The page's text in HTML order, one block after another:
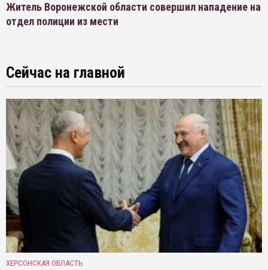
Житель Воронежской области совершил нападение на
отдел полиции из мести
Сейчас на главной
ХЕРСОНСКАЯ ОБЛАСТЬ